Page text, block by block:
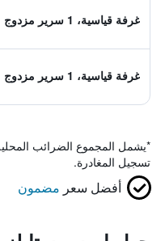
غرفة قياسية، 1 سرير مزدوج
غرفة قياسية، 1 سرير مزدوج
*يشمل المجموع الضرائب
تسجيل المغادرة.
أفضل سعر مضمون